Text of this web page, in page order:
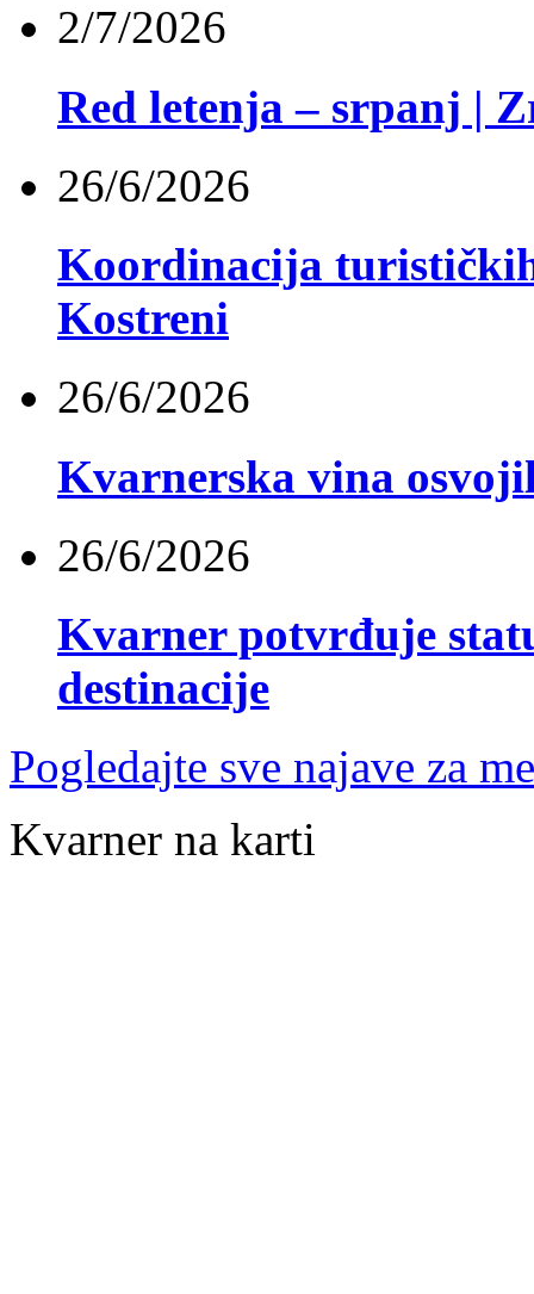
2/7/2026
Red letenja – srpanj |
26/6/2026
Koordinacija
Kostreni
26/6/2026
Kvarnerska vina
26/6/2026
Kvarner potvrđuje
destinacije
Pogledajte sve najave za
Kvarner na karti